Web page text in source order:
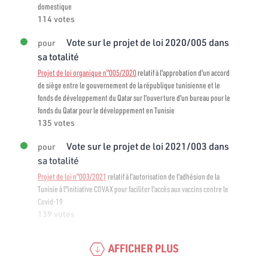
domestique
114 votes
pour
Vote sur le projet de loi 2020/005 dans
sa totalité
Projet de loi organique n°005/2020relatif à l'approbation d'un accord
de siège entre le gouvernement de la république tunisienne et le
fonds de développement du Qatar sur l'ouverture d'un bureau pour le
fonds du Qatar pour le développement en Tunisie
135 votes
pour
Vote sur le projet de loi 2021/003 dans
sa totalité
Projet de loi n°003/2021 relatif à l’autorisation de l'adhésion de la
Tunisie à l"initiative COVAX pour faciliter l'accès aux vaccins contre le
Covid-19
139 votes
AFFICHER PLUS